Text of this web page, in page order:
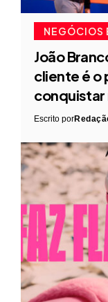
NEGÓCIOS
João
cliente é o
Escrito por